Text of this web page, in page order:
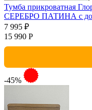
Тумба прикроватная
СЕРЕБРО ПАТИНА с
7 995 ₽
15 990 Р
-45%